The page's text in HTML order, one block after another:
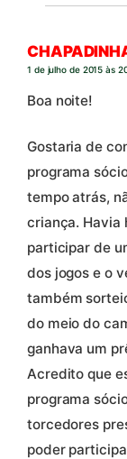
1 de julho de 2015 às
Boa noite!
Gostaria de
programa
tempo atrás,
criança. Havia
participar de
dos jogos e o
também
do meio do
ganhava um
Acredito que
programa
torcedores
poder